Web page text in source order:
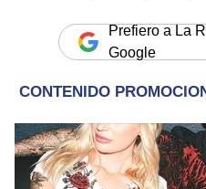
Prefiero a La
Google